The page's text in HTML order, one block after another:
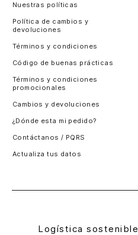
Nuestras políticas
Política de cambios y
devoluciones
Términos y condiciones
Código de buenas prácticas
Términos y condiciones
promocionales
Cambios y devoluciones
¿Dónde esta mi pedido?
Contáctanos / PQRS
Actualiza tus datos
Logística sostenible